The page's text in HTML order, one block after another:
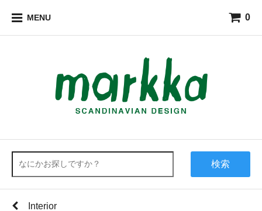
MENU 0
検索
Interior